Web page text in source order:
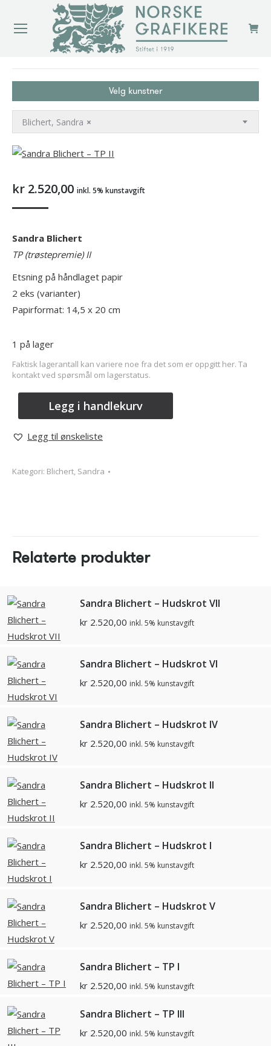
Velg kunstner
×
Blichert, Sandra
kr 2.520,00 inkl. 5% kunstavgift
Sandra Blichert
TP (trøstepremie) II
Etsning på håndlaget papir
2 eks (varianter)
Papirformat: 14,5 x 20 cm
1 på lager
Faktisk lagerantall kan variere noe fra det som er oppgitt her. Ta
kontakt ved spørsmål om lagerstatus.
Legg i handlekurv
Legg til ønskeliste
Kategori: Blichert, Sandra
Relaterte produkter
Sandra Blichert – Hudskrot VII
kr 2.520,00 inkl. 5% kunstavgift
Sandra Blichert – Hudskrot VI
kr 2.520,00 inkl. 5% kunstavgift
Sandra Blichert – Hudskrot IV
kr 2.520,00 inkl. 5% kunstavgift
Sandra Blichert – Hudskrot II
kr 2.520,00 inkl. 5% kunstavgift
Sandra Blichert – Hudskrot I
kr 2.520,00 inkl. 5% kunstavgift
Sandra Blichert – Hudskrot V
kr 2.520,00 inkl. 5% kunstavgift
Sandra Blichert – TP I
kr 2.520,00 inkl. 5% kunstavgift
Sandra Blichert – TP III
kr 2.520,00 inkl. 5% kunstavgift